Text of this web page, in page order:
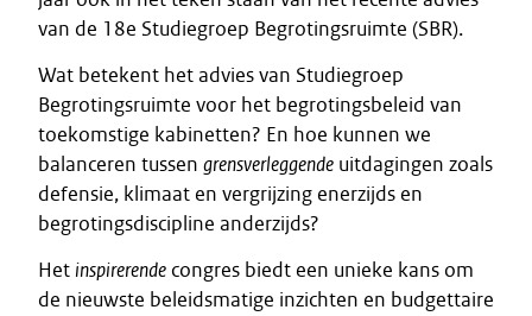
van de 18e Studiegroep Begrotingsruimte (SBR).
Wat betekent het advies van Studiegroep
Begrotingsruimte voor het begrotingsbeleid van
toekomstige kabinetten? En hoe kunnen we
balanceren tussen grensverleggende uitdagingen zoals
defensie, klimaat en vergrijzing enerzijds en
begrotingsdiscipline anderzijds?
Hetinspirerende congres biedt een unieke kans om
de nieuwste beleidsmatige inzichten en budgettaire